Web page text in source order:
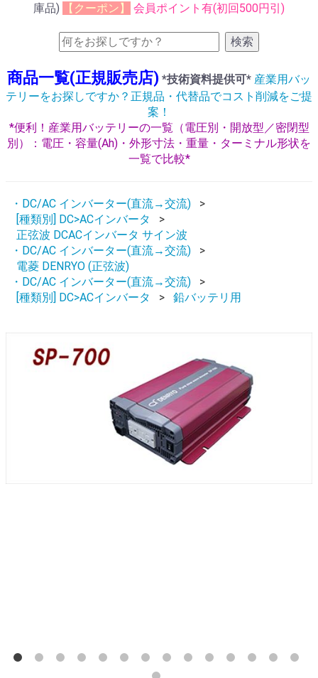
庫品)
【クーポン】 会員ポイント有(初回500円引)
検索
商品一覧(正規販売店) *技術資料提供可* 産業用バッ
テリーをお探しですか？正規品・代替品でコスト削減をご提
案！
*便利！産業用バッテリーの一覧（電圧別・開放型／密閉型
別）：電圧・容量(Ah)・外形寸法・重量・ターミナル形状を
一覧で比較*
・DC/AC インバーター(直流→交流)
[種類別] DC>ACインバータ
正弦波 DCACインバータ サイン波
・DC/AC インバーター(直流→交流)
電菱 DENRYO (正弦波)
・DC/AC インバーター(直流→交流)
[種類別] DC>ACインバータ
鉛バッテリ用